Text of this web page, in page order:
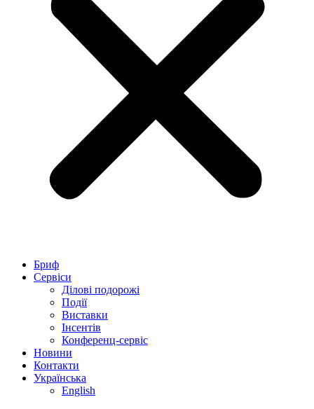
Бриф
Сервіси
Ділові подорожі
Події
Виставки
Інсентів
Конференц-сервіс
Новини
Контакти
Українська
English